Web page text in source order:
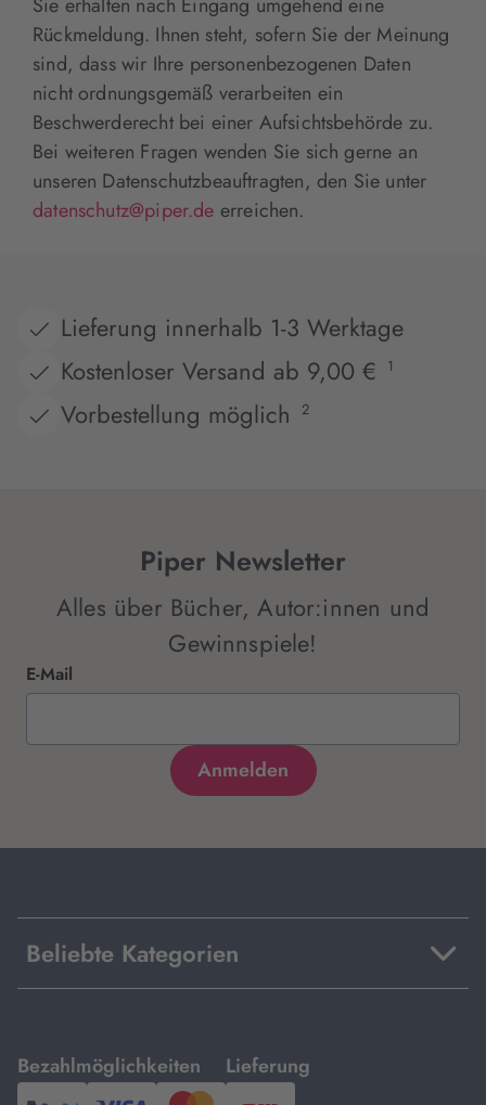
Rückmeldung. Ihnen steht, sofern Sie der Meinung
sind, dass wir Ihre personenbezogenen Daten
nicht ordnungsgemäß verarbeiten ein
Beschwerderecht bei einer Aufsichtsbehörde zu.
Bei weiteren Fragen wenden Sie sich gerne an
unseren Datenschutzbeauftragten, den Sie unter
datenschutz@piper.de erreichen.
Lieferung innerhalb 1-3 Werktage
Kostenloser Versand ab 9,00 €
1
Vorbestellung möglich 2
Piper Newsletter
Alles über Bücher, Autor:innen und
Gewinnspiele!
E-Mail
Beliebte Kategorien
Bezahlmöglichkeiten
mit
Lieferung
mit